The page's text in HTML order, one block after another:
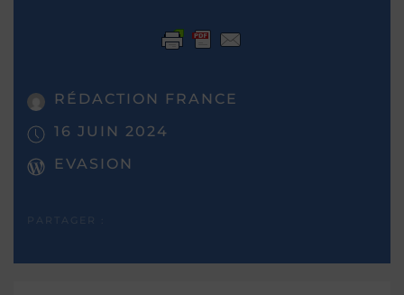
RÉDACTION FRANCE
16 JUIN 2024
EVASION